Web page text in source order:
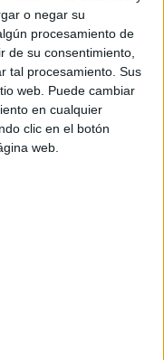
o negar su
procesamiento de
de su consentimiento,
tal procesamiento. Sus
web. Puede cambiar
en cualquier
clic en el botón
web.